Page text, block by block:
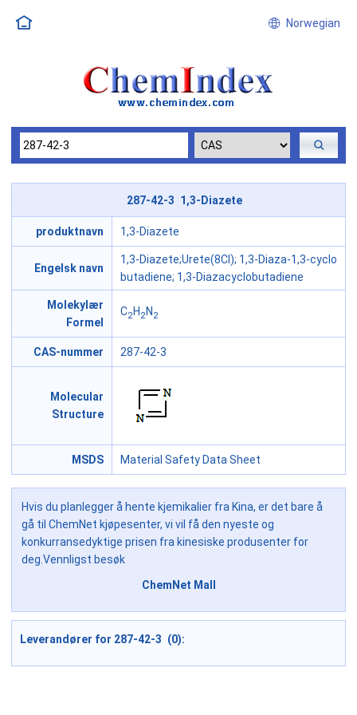
Norwegian
287-42-3 1,3-Diazete
produktnavn 1,3-Diazete
Engelsk navn
1,3-Diazete;Urete(8CI); 1,3-Diaza-1,3-cyclo
butadiene; 1,3-Diazacyclobutadiene
Molekylær
Formel
C2H 2N 2
CAS-nummer 287-42-3
Molecular
Structure
MSDS Material Safety Data Sheet
Hvis du planlegger å hente kjemikalier fra Kina, er det bare å
gå til ChemNet kjøpesenter, vi vil få den nyeste og
konkurransedyktige prisen fra kinesiske produsenter for
deg.Vennligst besøk
ChemNet Mall
Leverandører for 287-42-3 (0):